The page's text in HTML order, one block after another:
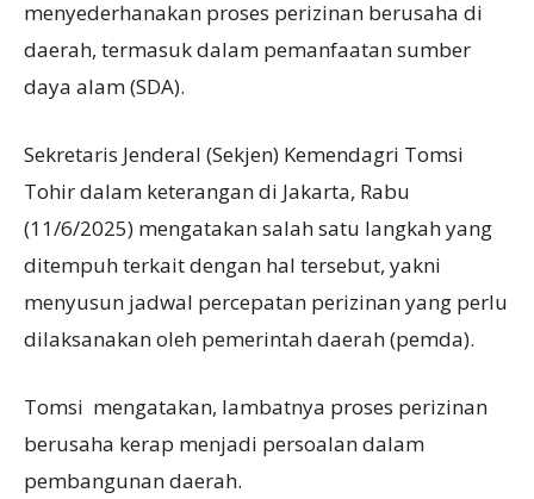
menyederhanakan proses perizinan berusaha di
daerah, termasuk dalam pemanfaatan sumber
daya alam (SDA).
Sekretaris Jenderal (Sekjen) Kemendagri Tomsi
Tohir dalam keterangan di Jakarta, Rabu
(11/6/2025) mengatakan salah satu langkah yang
ditempuh terkait dengan hal tersebut, yakni
menyusun jadwal percepatan perizinan yang perlu
dilaksanakan oleh pemerintah daerah (pemda).
Tomsi mengatakan, lambatnya proses perizinan
berusaha kerap menjadi persoalan dalam
pembangunan daerah.